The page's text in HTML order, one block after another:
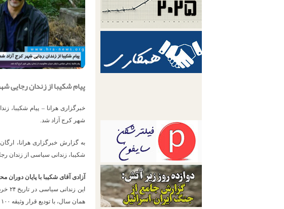
پیام شکیبا از زندان رجایی
شهر کرج آزاد شد.
شکیبا، زندانی سیاسی از زندان
آزادی آقای شکیبا با پایان
همان سال، با تودیع قرار وثیقه ۱۰۰ میلیون تومانی به صورت موقت و تا پایان مراحل دادرسی